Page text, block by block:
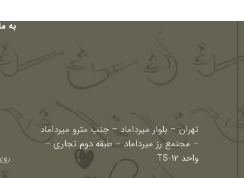
تهران – بلوار میرداماد – جنب مترو میرداماد
– مجتمع رز میرداماد – طبقه دوم تجاری –
واحد TS-12
به